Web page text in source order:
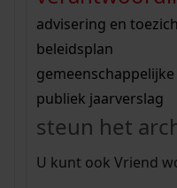
bouwvergunningen
vergunningen
beeld en geluid
uitleg nodig?
Wij helpen u op weg
bekijk alle zoektips
Wij helpen u op weg
bekijk alle zoektips
bekijk ons
advisering en
beleidsplan
publiek jaarverslag
steun het
U kunt ook Vriend
Mijn Studiezaal (inloggen)